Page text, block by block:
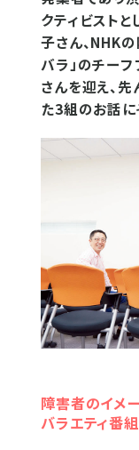
クティビスト
子さん、NHK
バラ」のチー
さんを迎え、
た3組のお話に
障害者のイメ
バラエティ番